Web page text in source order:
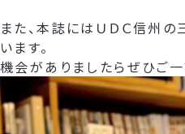
また、本誌にはＵＤＣ信州
います。
機会がありましたらぜひご一